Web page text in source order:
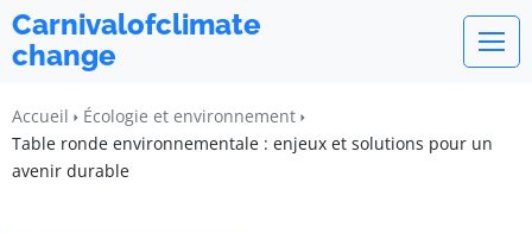
Carnivalofclimate
change
Accueil
Écologie et environnement
Table ronde environnementale : enjeux et solutions pour un
avenir durable